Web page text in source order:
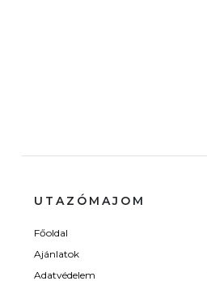
UTAZÓMAJOM
Főoldal
Ajánlatok
Adatvédelem